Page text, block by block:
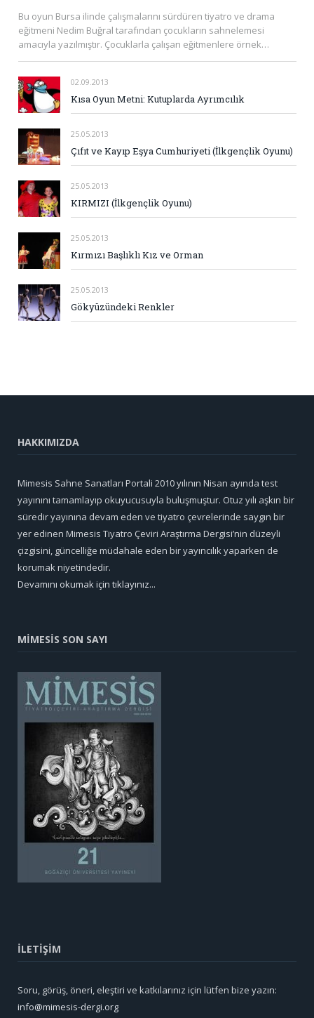
Bu oyun Bursa ilinde çalışmalarını sürdüren tiyatro ve drama
eğitmeni Nedim Buğral tarafından çocukların sahnelemesi
amacıyla yazılmıştır. Çocuklarla çalışan eğitmenlere örnek…
02.09.2013
Kısa Oyun Metni: Kutuplarda Ayrımcılık
25.05.2013
Çıfıt ve Kayıp Eşya Cumhuriyeti (İlkgençlik Oyunu)
25.05.2013
KIRMIZI (İlkgençlik Oyunu)
25.05.2013
Kırmızı Başlıklı Kız ve Orman
25.05.2013
Gökyüzündeki Renkler
HAKKIMIZDA
Mimesis Sahne Sanatları Portali 2010 yılının Nisan ayında test
yayınını tamamlayıp okuyucusuyla buluşmuştur. Otuz yılı aşkın bir
süredir yayınına devam eden ve tiyatro çevrelerinde saygın bir
yer edinen Mimesis Tiyatro Çeviri Araştırma Dergisi’nin düzeyli
çizgisini, güncelliğe müdahale eden bir yayıncılık yaparken de
korumak niyetindedir.
Devamını okumak için tıklayınız...
MİMESİS SON SAYI
İLETİŞİM
Soru, görüş, öneri, eleştiri ve katkılarınız için lütfen bize yazın:
info@mimesis-dergi.org